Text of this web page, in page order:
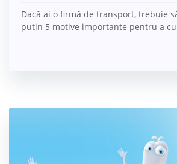
Dacă ai o firmă de transport, trebuie
putin 5 motive importante pentru a